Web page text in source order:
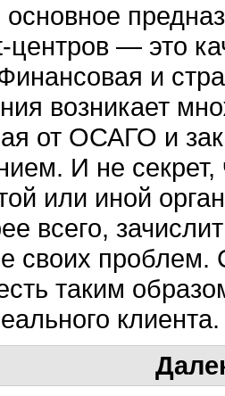
основное
центров — это
и
возникает
от ОСАГО и
И не
или иной
всего,
своих проблем.
таким
клиента.